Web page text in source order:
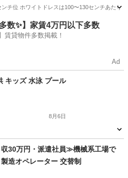
チ位 ホワイトドレスは100〜130センチあた
キッズ用品 ハロウィン
数✨】家賃4万円以下多数
賃貸物件多数掲載！
Ad
キッズ 水泳 プール
8月6日
キッズ用品 ゴーグル
30万円・派遣社員≫機械系工場で
造オペレーター 交替制